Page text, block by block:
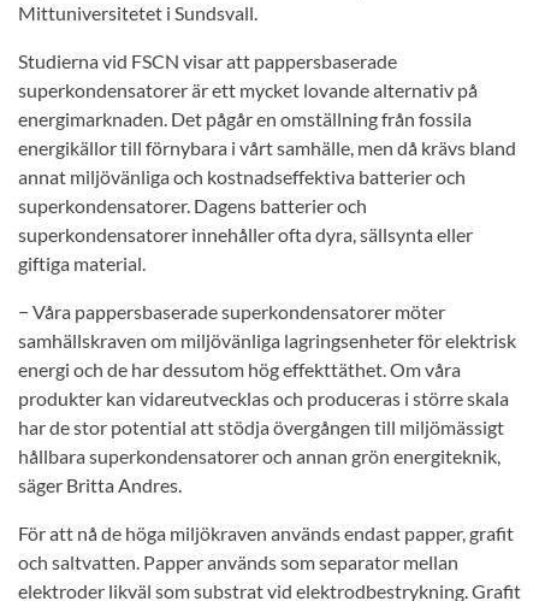
Mittuniversitetet i Sundsvall.
Studierna vid FSCN visar att pappersbaserade
superkondensatorer är ett mycket lovande alternativ på
energimarknaden. Det pågår en omställning från fossila
energikällor till förnybara i vårt samhälle, men då krävs bland
annat miljövänliga och kostnadseffektiva batterier och
superkondensatorer. Dagens batterier och
superkondensatorer innehåller ofta dyra, sällsynta eller
giftiga material.
− Våra pappersbaserade superkondensatorer möter
samhällskraven om miljövänliga lagringsenheter för elektrisk
energi och de har dessutom hög effekttäthet. Om våra
produkter kan vidareutvecklas och produceras i större skala
har de stor potential att stödja övergången till miljömässigt
hållbara superkondensatorer och annan grön energiteknik,
säger Britta Andres.
För att nå de höga miljökraven används endast papper, grafit
och saltvatten. Papper används som separator mellan
elektroder likväl som substrat vid elektrodbestrykning. Grafit